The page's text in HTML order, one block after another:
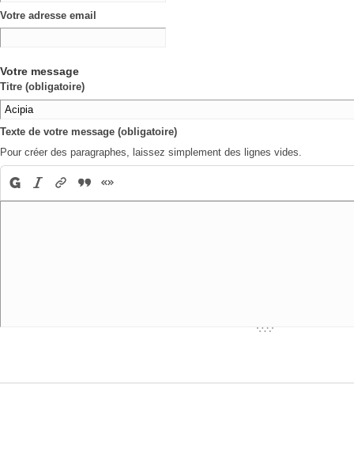
Votre adresse email
Votre message
Titre (obligatoire)
Texte de votre message (obligatoire)
Pour créer des paragraphes, laissez simplement des lignes vides.